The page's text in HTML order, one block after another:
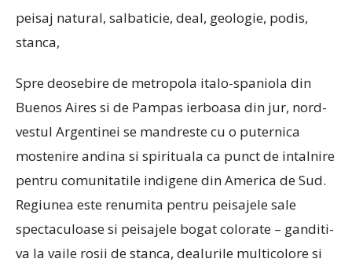
Spre deosebire de metropola italo-spaniola din
Buenos Aires si de Pampas ierboasa din jur, nord-
vestul Argentinei se mandreste cu o puternica
mostenire andina si spirituala ca punct de intalnire
pentru comunitatile indigene din America de Sud.
Regiunea este renumita pentru peisajele sale
spectaculoase si peisajele bogat colorate – ganditi-
va la vaile rosii de stanca, dealurile multicolore si